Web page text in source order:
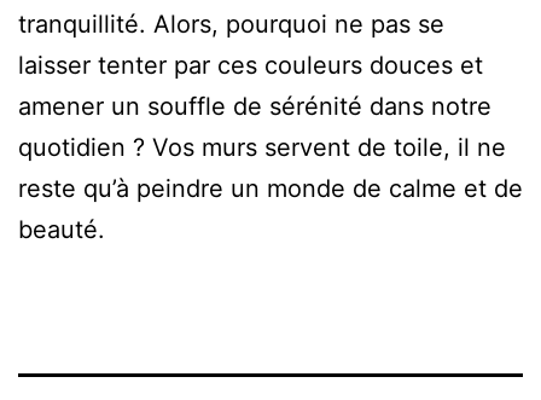
tranquillité. Alors, pourquoi ne pas se
laisser tenter par ces couleurs douces et
amener un souffle de sérénité dans notre
quotidien ? Vos murs servent de toile, il ne
reste qu’à peindre un monde de calme et de
beauté.